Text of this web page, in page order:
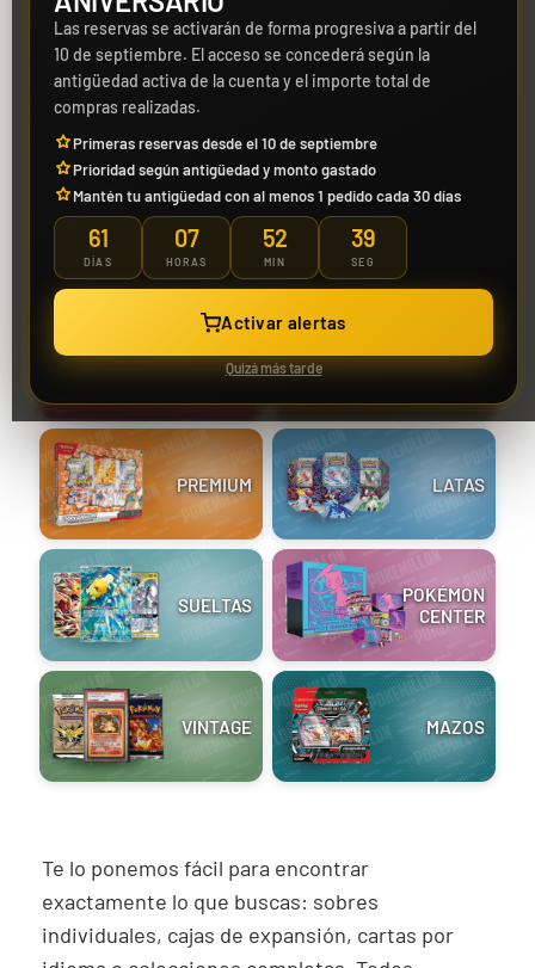
Magic | Marvel Super
Heroes Bundle Gift
Edition
86,90 €
Hay existencias
Jose Cruz Galindo-
Mazo World
Championship 2025
Desde 29,90 €
Championship 2025
Deck
39,90 €
Liao Fu Guan
2025 Deck
Desde29,90 €
¡Últimas unidades!
Gardevoir" Mazo
2025 Deck
Desde29,90 €
¡Últimas unidades!
Build and Battle
Unbroken Bonds |
Vínculos
Indestructibles
Desde 379,90 €
¡Última unidad!
Build and Battle
Unified Minds | Mentes
Unidas
Build and Battle Lost
Thunder | Truenos
Perdidos
-50%
30th Celebration
Umbreon Battle Deck
Celebraciones 30
Aniversario
Las reservas se activarán de forma progresiva a partir del
10 de septiembre. El acceso se concederá según la
antigüedad activa de la cuenta y el importe total de
compras realizadas.
Primeras reservas desde el 10 de septiembre
Prioridad según antigüedad y monto gastado
Mantén tu antigüedad con al menos 1 pedido cada 30 días
61
DÍAS
07
HORAS
52
MIN
38
SEG
Activar alertas
Quizá más tarde
CAJAS DE
SOBRES
COLECCIÓN MISTERIOSAS
PREMIUM LATAS
SUELTAS
POKÉMON
CENTER
VINTAGE MAZOS
Te lo ponemos fácil para encontrar
exactamente lo que buscas: sobres
individuales, cajas de expansión, cartas por